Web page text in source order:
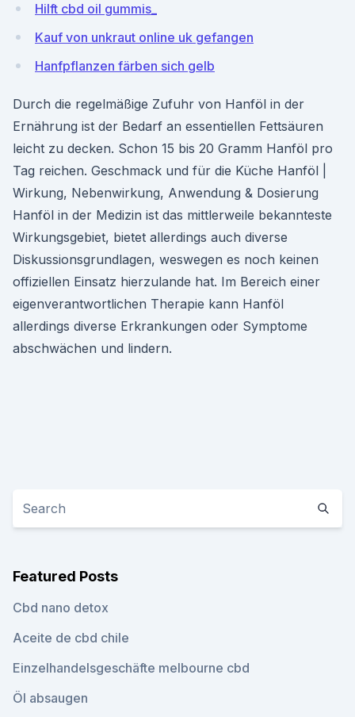
Hilft cbd oil gummis_
Kauf von unkraut online uk gefangen
Hanfpflanzen färben sich gelb
Durch die regelmäßige Zufuhr von Hanföl in der
Ernährung ist der Bedarf an essentiellen Fettsäuren
leicht zu decken. Schon 15 bis 20 Gramm Hanföl pro
Tag reichen. Geschmack und für die Küche Hanföl |
Wirkung, Nebenwirkung, Anwendung & Dosierung
Hanföl in der Medizin ist das mittlerweile bekannteste
Wirkungsgebiet, bietet allerdings auch diverse
Diskussionsgrundlagen, weswegen es noch keinen
offiziellen Einsatz hierzulande hat. Im Bereich einer
eigenverantwortlichen Therapie kann Hanföl
allerdings diverse Erkrankungen oder Symptome
abschwächen und lindern.
Featured Posts
Cbd nano detox
Aceite de cbd chile
Einzelhandelsgeschäfte melbourne cbd
Öl absaugen